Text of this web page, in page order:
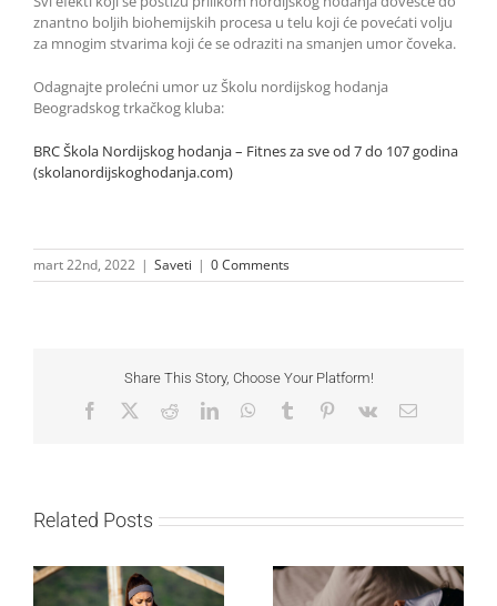
znantno boljih biohemijskih procesa u telu koji će povećati volju
za mnogim stvarima koji će se odraziti na smanjen umor čoveka.
Odagnajte prolećni umor uz Školu nordijskog hodanja
Beogradskog trkačkog kluba:
BRC Škola Nordijskog hodanja – Fitnes za sve od 7 do 107 godina
(skolanordijskoghodanja.com)
mart 22nd, 2022 | Saveti | 0 Comments
Share This Story, Choose Your Platform!
Facebook RedditLinkedInWhatsApp
Tumblr Pinterest
Vk Email
Related Posts